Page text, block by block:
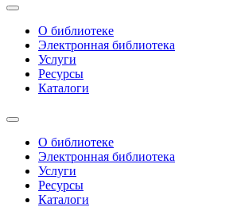
О библиотеке
Электронная библиотека
Услуги
Ресурсы
Каталоги
О библиотеке
Электронная библиотека
Услуги
Ресурсы
Каталоги